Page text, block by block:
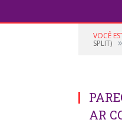
VOCÊ
SPLIT) »
AR